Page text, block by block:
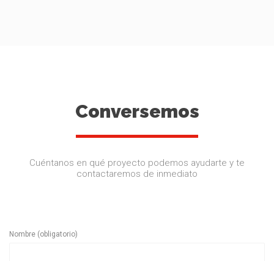
Conversemos
Cuéntanos en qué proyecto podemos ayudarte y te
contactaremos de inmediato
Nombre (obligatorio)